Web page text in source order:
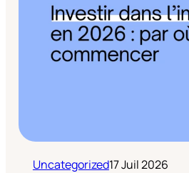
Uncategorized17 Juil 2026